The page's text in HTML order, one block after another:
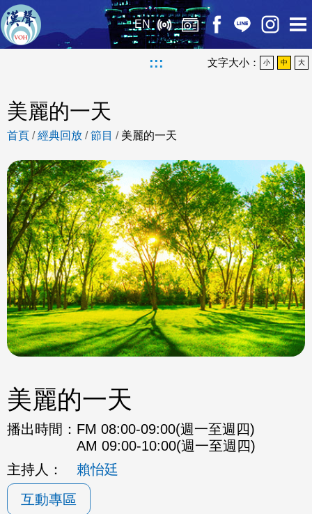
EN
::: 文字大小： 小 中 大
美麗的一天
首頁 /經典回放 /節目 / 美麗的一天
美麗的一天
播出時間： FM 08:00-09:00(週一至週四)
AM 09:00-10:00(週一至週四)
主持人：
賴怡廷
互動專區